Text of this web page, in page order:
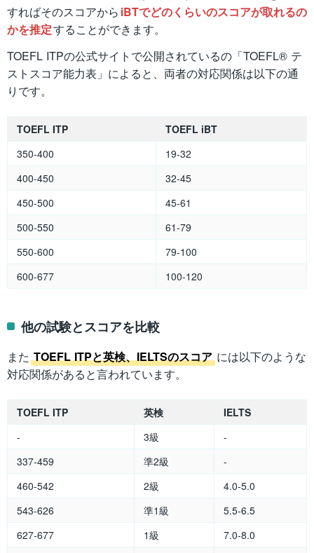
すればそのスコアから iBTでどのくらいのスコアが取れるの
かを推定することができます。
TOEFL ITPの公式サイトで公開されているの「TOEFL® テ
ストスコア能力表」によると、両者の対応関係は以下の通
りです。
TOEFL ITP
TOEFL iBT
350-400
19-32
400-450
32-45
450-500
45-61
500-550
61-79
550-600
79-100
600-677
100-120
他の試験とスコアを比較
また TOEFL ITPと英検、IELTSのスコア には以下のような
対応関係があると言われています。
TOEFL ITP 英検
IELTS
-
3級
-
337-459
準2級
-
460-542
2級
4.0-5.0
543-626
準1級
5.5-6.5
627-677
1級
7.0-8.0